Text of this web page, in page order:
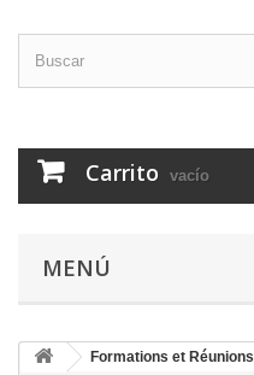
Carrito vacío
MENÚ
Formations et Réunions